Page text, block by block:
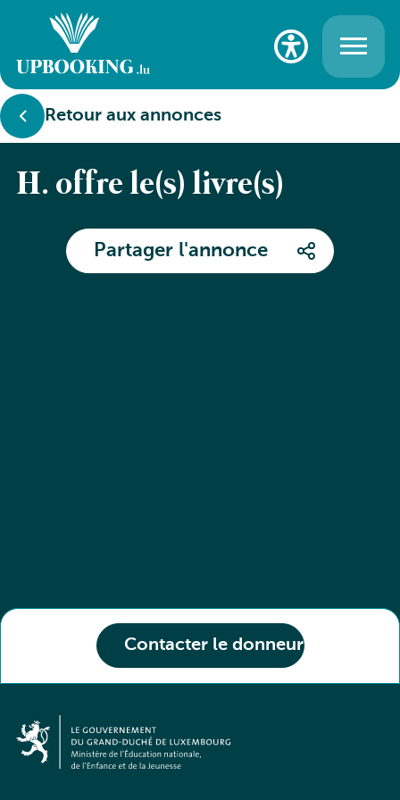
Retour aux annonces
Contacter le donneur
H. offre le(s) livre(s)
Partager l'annonce